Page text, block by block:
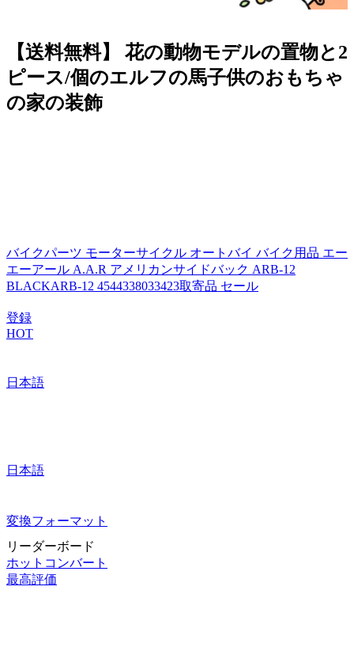
【送料無料】 花の動物モデルの置物と2
ピース/個のエルフの馬子供のおもちゃ
の家の装飾
日本語
変換フォーマット
登録
HOT
日本語
バイクパーツ モーターサイクル オートバイ バイク用品 エー
エーアール A.A.R アメリカンサイドバック ARB-12
BLACKARB-12 4544338033423取寄品 セール
リーダーボード
ホットコンバート
最高評価